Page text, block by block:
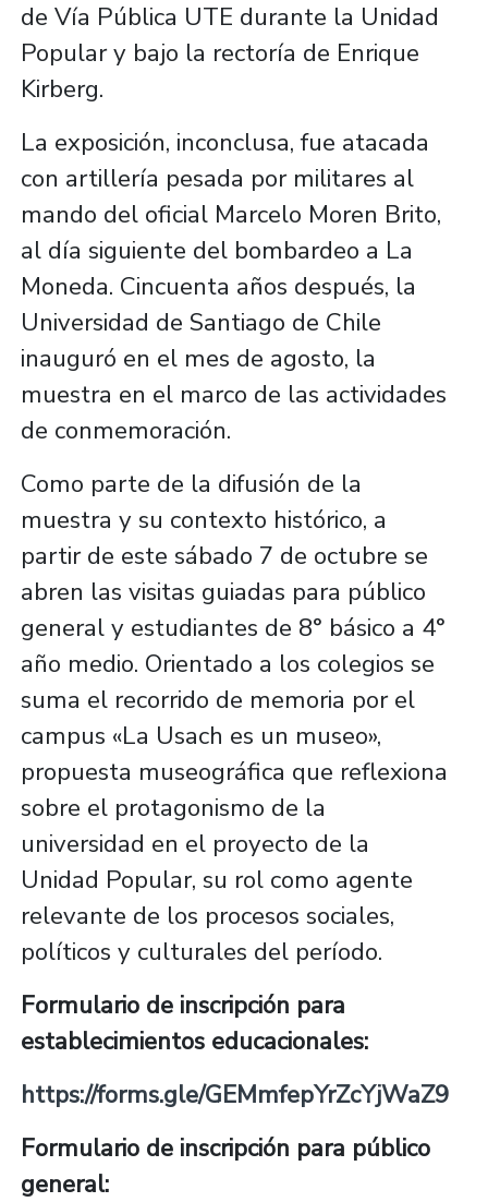
de Vía Pública UTE durante la Unidad
Popular y bajo la rectoría de Enrique
Kirberg.
La exposición, inconclusa, fue atacada
con artillería pesada por militares al
mando del oficial Marcelo Moren Brito,
al día siguiente del bombardeo a La
Moneda. Cincuenta años después, la
Universidad de Santiago de Chile
inauguró en el mes de agosto, la
muestra en el marco de las actividades
de conmemoración.
Como parte de la difusión de la
muestra y su contexto histórico, a
partir de este sábado 7 de octubre se
abren las visitas guiadas para público
general y estudiantes de 8° básico a 4°
año medio. Orientado a los colegios se
suma el recorrido de memoria por el
campus «La Usach es un museo»,
propuesta museográfica que reflexiona
sobre el protagonismo de la
universidad en el proyecto de la
Unidad Popular, su rol como agente
relevante de los procesos sociales,
políticos y culturales del período.
Formulario de inscripción para
establecimientos educacionales:
https://forms.gle/GEMmfepYrZcYjWaZ9
Formulario de inscripción para público
general: